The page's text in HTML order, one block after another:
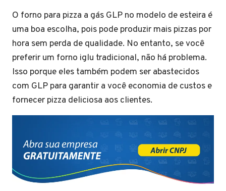
O forno para pizza a gás GLP no modelo de esteira é
uma boa escolha, pois pode produzir mais pizzas por
hora sem perda de qualidade. No entanto, se você
preferir um forno iglu tradicional, não há problema.
Isso porque eles também podem ser abastecidos
com GLP para garantir a você economia de custos e
fornecer pizza deliciosa aos clientes.